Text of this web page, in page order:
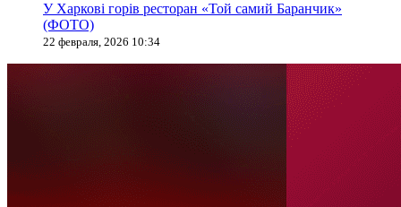
У Харкові горів ресторан «Той самий Баранчик»
(ФОТО)
22 февраля, 2026 10:34